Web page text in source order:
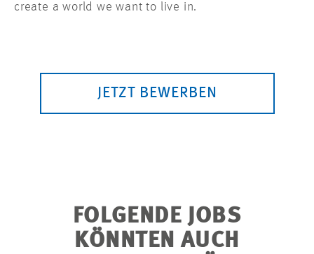
create a world we want to live in.
JETZT BEWERBEN
FOLGENDE JOBS
KÖNNTEN AUCH